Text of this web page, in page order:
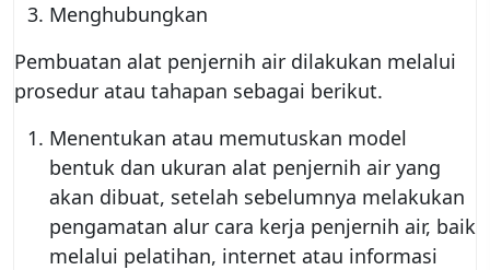
Menghubungkan
Pembuatan alat penjernih air dilakukan melalui
prosedur atau tahapan sebagai berikut.
Menentukan atau memutuskan model
bentuk dan ukuran alat penjernih air yang
akan dibuat, setelah sebelumnya melakukan
pengamatan alur cara kerja penjernih air, baik
melalui pelatihan, internet atau informasi